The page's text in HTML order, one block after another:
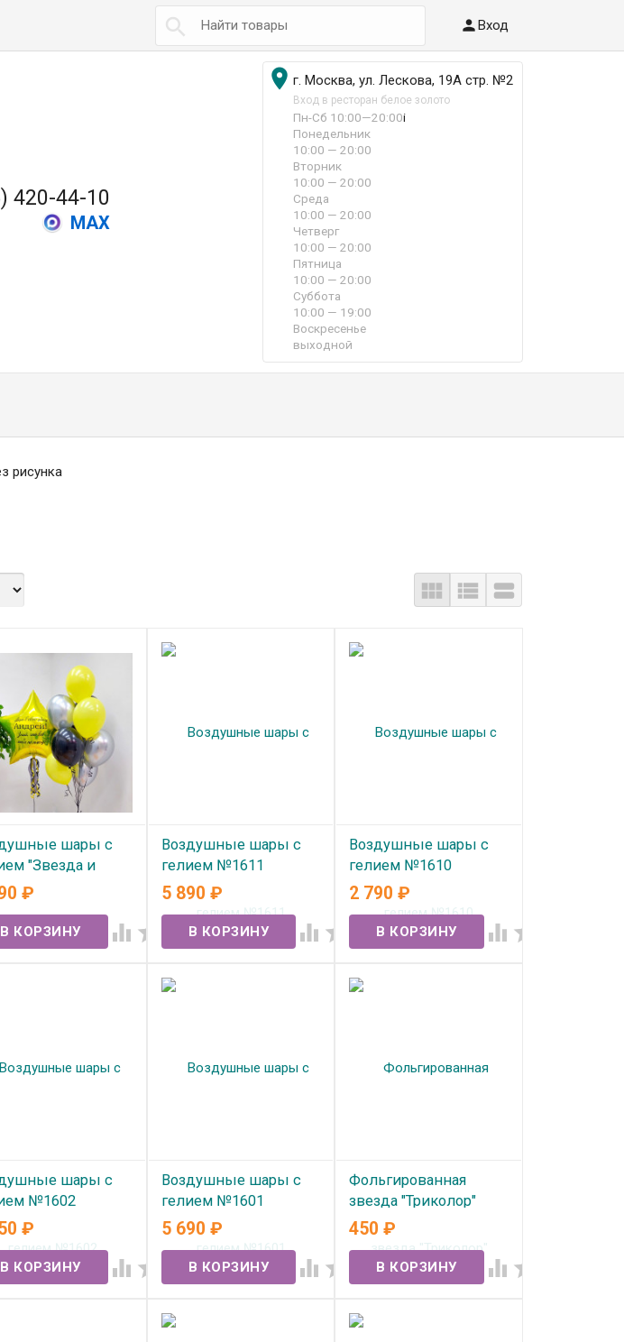
 Вход
420-44-10
MAX
 г. Москва, ул. Лескова, 19А стр. №2
Вход в ресторан белое золото
Пн-Сб 10:00—20:00i
Понедельник
10:00 — 20:00
Вторник
10:00 — 20:00
Среда
10:00 — 20:00
Четверг
10:00 — 20:00
Пятница
10:00 — 20:00
Суббота
10:00 — 19:00
Воскресенье
выходной
рисунка
  
шары с
"Звезда и
№1613
наличии
₽
 
Воздушные шары с
гелием №1611
В наличии
5 890 ₽
 
Воздушные шары с
гелием №1610
В наличии
2 790₽
 
шары с
№1602
наличии
₽
 
Воздушные шары с
гелием №1601
В наличии
5 690 ₽
 
Фольгированная
звезда "Триколор"
В наличии
450₽
 